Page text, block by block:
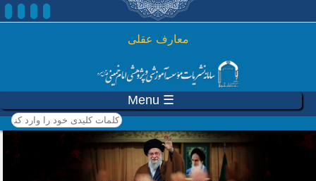
رفتن به محتوای اصلی
معارف عقلی
☰ Menu
کلمات کلیدی خود را وارد
کنید